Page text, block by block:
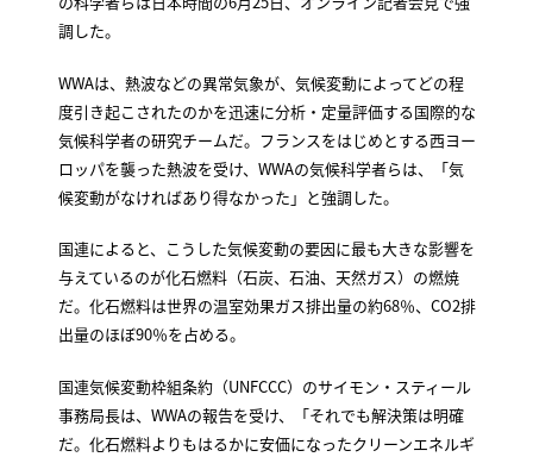
調した。
WWAは、熱波などの異常気象が、気候変動によってどの程
度引き起こされたのかを迅速に分析・定量評価する国際的な
気候科学者の研究チームだ。フランスをはじめとする西ヨー
ロッパを襲った熱波を受け、WWAの気候科学者らは、「気
候変動がなければあり得なかった」と強調した。
国連によると、こうした気候変動の要因に最も大きな影響を
与えているのが化石燃料（石炭、石油、天然ガス）の燃焼
だ。化石燃料は世界の温室効果ガス排出量の約68％、CO2排
出量のほぼ90％を占める。
国連気候変動枠組条約（UNFCCC）のサイモン・スティール
事務局長は、WWAの報告を受け、「それでも解決策は明確
だ。化石燃料よりもはるかに安価になったクリーンエネルギ